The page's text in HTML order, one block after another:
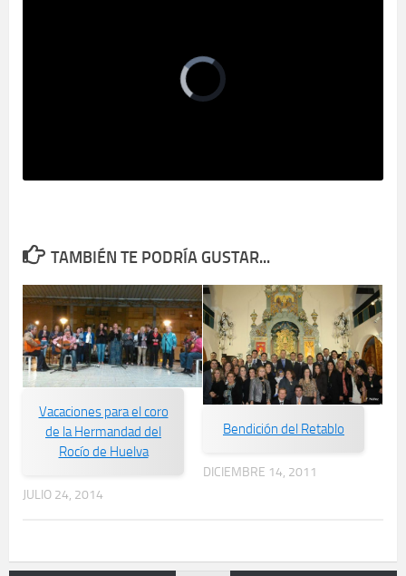
TAMBIÉN TE PODRÍA GUSTAR...
Vacaciones para el coro
de la Hermandad del
Rocío de Huelva
JULIO 24, 2014
Bendición del Retablo
DICIEMBRE 14, 2011